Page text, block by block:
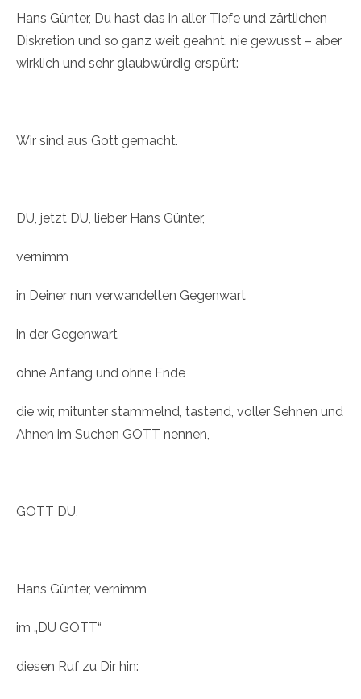
Hans Günter, Du hast das in aller Tiefe und zärtlichen
Diskretion und so ganz weit geahnt, nie gewusst – aber
wirklich und sehr glaubwürdig erspürt:
Wir sind aus Gott gemacht.
DU, jetzt DU, lieber Hans Günter,
vernimm
in Deiner nun verwandelten Gegenwart
in der Gegenwart
ohne Anfang und ohne Ende
die wir, mitunter stammelnd, tastend, voller Sehnen und
Ahnen im Suchen GOTT nennen,
GOTT DU,
Hans Günter, vernimm
im „DU GOTT“
diesen Ruf zu Dir hin: